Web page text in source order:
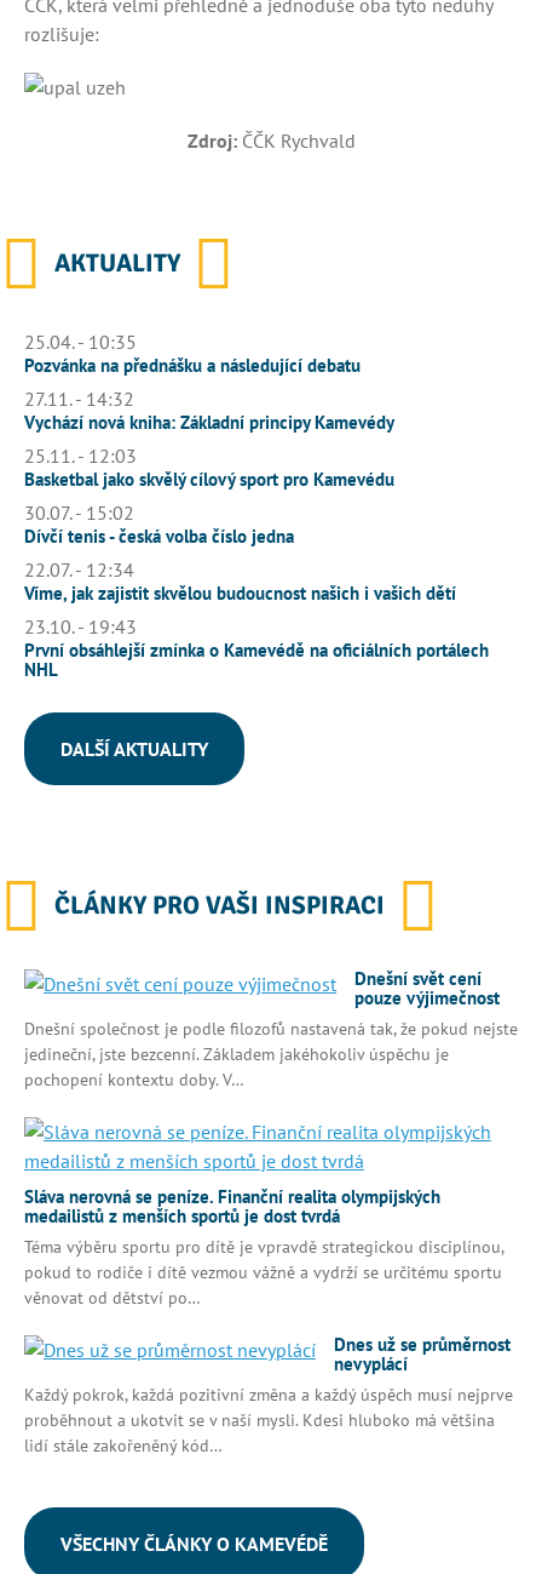
ČČK, která velmi přehledně a jednoduše oba tyto neduhy
rozlišuje:
Zdroj: ČČK Rychvald
AKTUALITY
25.04. - 10:35
Pozvánka na přednášku a následující debatu
27.11. - 14:32
Vychází nová kniha: Základní principy Kamevédy
25.11. - 12:03
Basketbal jako skvělý cílový sport pro Kamevédu
30.07. - 15:02
Dívčí tenis - česká volba číslo jedna
22.07. - 12:34
Víme, jak zajistit skvělou budoucnost našich i vašich dětí
23.10. - 19:43
První obsáhlejší zmínka o Kamevédě na oficiálních portálech
NHL
DALŠÍ AKTUALITY
ČLÁNKY PRO VAŠI INSPIRACI
Dnešní svět cení
pouze výjimečnost
Dnešní společnost je podle filozofů nastavená tak, že pokud nejste
jedineční, jste bezcenní. Základem jakéhokoliv úspěchu je
pochopení kontextu doby. V…
Sláva nerovná se peníze. Finanční realita olympijských
medailistů z menších sportů je dost tvrdá
Téma výběru sportu pro dítě je vpravdě strategickou disciplínou,
pokud to rodiče i dítě vezmou vážně a vydrží se určitému sportu
věnovat od dětství po…
Dnes už se průměrnost
nevyplácí
Každý pokrok, každá pozitivní změna a každý úspěch musí nejprve
proběhnout a ukotvit se v naší mysli. Kdesi hluboko má většina
lidí stále zakořeněný kód…
VŠECHNY ČLÁNKY O KAMEVÉDĚ